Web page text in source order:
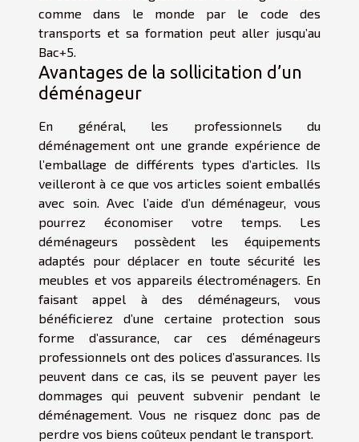
comme dans le monde par le code des
transports et sa formation peut aller jusqu’au
Bac+5.
Avantages de la sollicitation d’un
déménageur
En général, les professionnels du
déménagement ont une grande expérience de
l’emballage de différents types d’articles. Ils
veilleront à ce que vos articles soient emballés
avec soin. Avec l’aide d’un déménageur, vous
pourrez économiser votre temps. Les
déménageurs possèdent les équipements
adaptés pour déplacer en toute sécurité les
meubles et vos appareils électroménagers. En
faisant appel à des déménageurs, vous
bénéficierez d’une certaine protection sous
forme d’assurance, car ces déménageurs
professionnels ont des polices d’assurances. Ils
peuvent dans ce cas, ils se peuvent payer les
dommages qui peuvent subvenir pendant le
déménagement. Vous ne risquez donc pas de
perdre vos biens coûteux pendant le transport.